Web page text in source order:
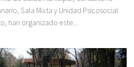
Sala Mixta y Unidad Psicosocial
han organizado este...